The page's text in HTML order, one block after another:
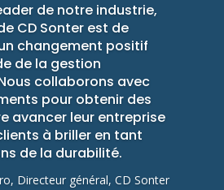
de notre industrie,
CD Sonter est de
changement positif
de la gestion
collaborons avec
pour obtenir des
avancer leur entreprise
à briller en tant
de la durabilité.
Directeur général, CD Sonter